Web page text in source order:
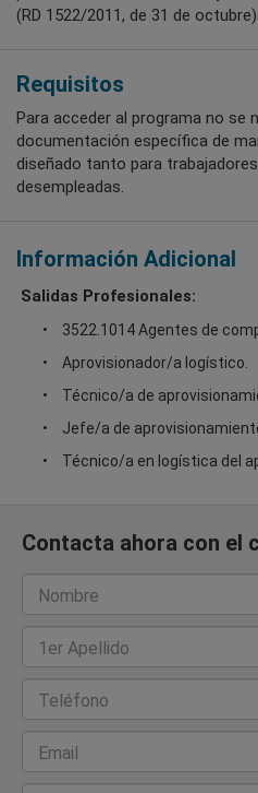
(RD 1522/2011, de 31 de octubre).
Requisitos
Para acceder al programa no se
documentación específica de
diseñado tanto para
desempleadas.
Información Adicional
Salidas Profesionales:
3522.1014 Agentes de
Aprovisionador/a logístico.
Técnico/a de
Jefe/a de
Técnico/a en logística del
Contacta ahora con el
Nombre
1er Apellido
Teléfono
Email